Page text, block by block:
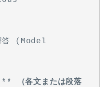
答 (Model
** （各文または段落